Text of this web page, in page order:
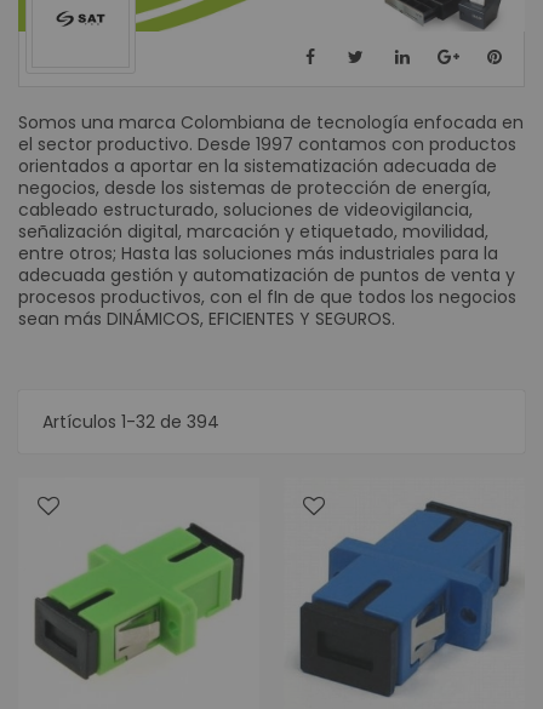
Somos una marca Colombiana de tecnología enfocada en
el sector productivo. Desde 1997 contamos con productos
orientados a aportar en la sistematización adecuada de
negocios, desde los sistemas de protección de energía,
cableado estructurado, soluciones de videovigilancia,
señalización digital, marcación y etiquetado, movilidad,
entre otros; Hasta las soluciones más industriales para la
adecuada gestión y automatización de puntos de venta y
procesos productivos, con el fIn de que todos los negocios
sean más DINÁMICOS, EFICIENTES Y SEGUROS.
Artículos 1-32 de 394